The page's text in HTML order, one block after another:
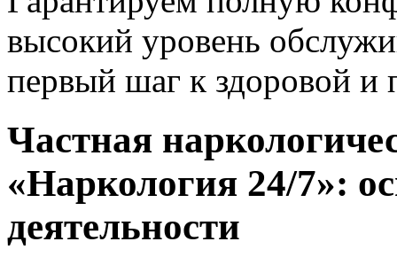
высокий уровень
первый шаг к здоровой и
Частная
«Наркология 24/7»:
деятельности